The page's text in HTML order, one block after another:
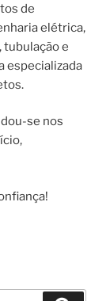
de
elétrica,
tubulação e
especializada
se nos